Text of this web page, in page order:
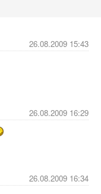
26.08.2009 15:43
26.08.2009 16:29
26.08.2009 16:34